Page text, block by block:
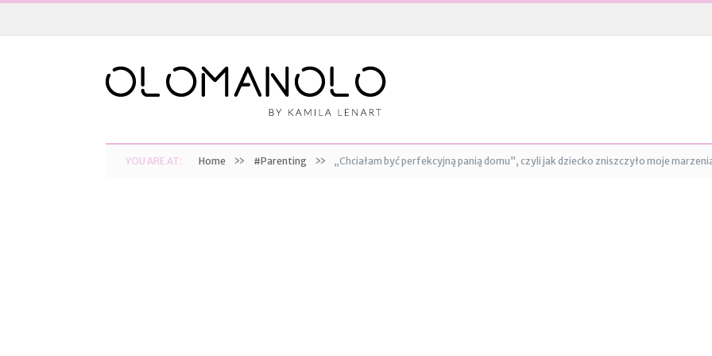
YOU ARE AT: Home » #Parenting » „Chciałam być perfekcyjną panią domu”, czyli jak dziecko zniszczyło moje